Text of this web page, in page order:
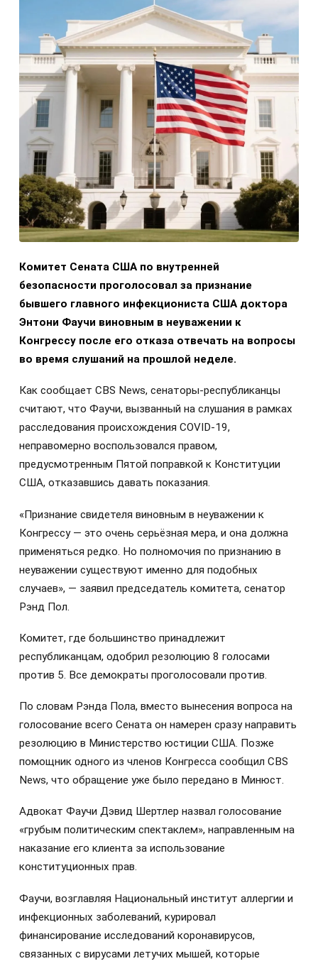
Комитет Сената США по внутренней
безопасности проголосовал за признание
бывшего главного инфекциониста США доктора
Энтони Фаучи виновным в неуважении к
Конгрессу после его отказа отвечать на вопросы
во время слушаний на прошлой неделе.
Как сообщает CBS News, сенаторы-республиканцы
считают, что Фаучи, вызванный на слушания в рамках
расследования происхождения COVID-19,
неправомерно воспользовался правом,
предусмотренным Пятой поправкой к Конституции
США, отказавшись давать показания.
«Признание свидетеля виновным в неуважении к
Конгрессу — это очень серьёзная мера, и она должна
применяться редко. Но полномочия по признанию в
неуважении существуют именно для подобных
случаев», — заявил председатель комитета, сенатор
Рэнд Пол.
Комитет, где большинство принадлежит
республиканцам, одобрил резолюцию 8 голосами
против 5. Все демократы проголосовали против.
По словам Рэнда Пола, вместо вынесения вопроса на
голосование всего Сената он намерен сразу направить
резолюцию в Министерство юстиции США. Позже
помощник одного из членов Конгресса сообщил CBS
News, что обращение уже было передано в Минюст.
Адвокат Фаучи Дэвид Шертлер назвал голосование
«грубым политическим спектаклем», направленным на
наказание его клиента за использование
конституционных прав.
Фаучи, возглавляя Национальный институт аллергии и
инфекционных заболеваний, курировал
финансирование исследований коронавирусов,
связанных с вирусами летучих мышей, которые